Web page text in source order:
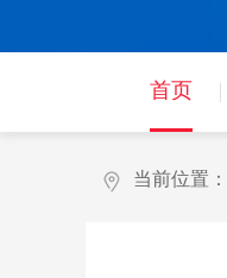
首页
当前位置：